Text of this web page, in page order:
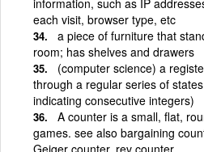
each visit, browser type, etc
a piece of furniture that
room; has shelves and drawers
(computer science) a
through a regular series of
indicating consecutive integers)
A counter is a small, flat,
games. see also bargaining
Geiger counter, rev counter